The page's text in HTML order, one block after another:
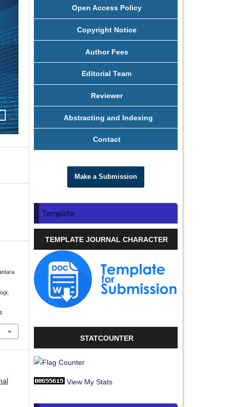
,
Open Access Policy
Copyright Notice
Author Fees
Editorial Team
Reviewer
Abstracting and Indexing
Contact
Make a Submission
Template
TEMPLATE JOURNAL CHARACTER
STATCOUNTER
View My Stats